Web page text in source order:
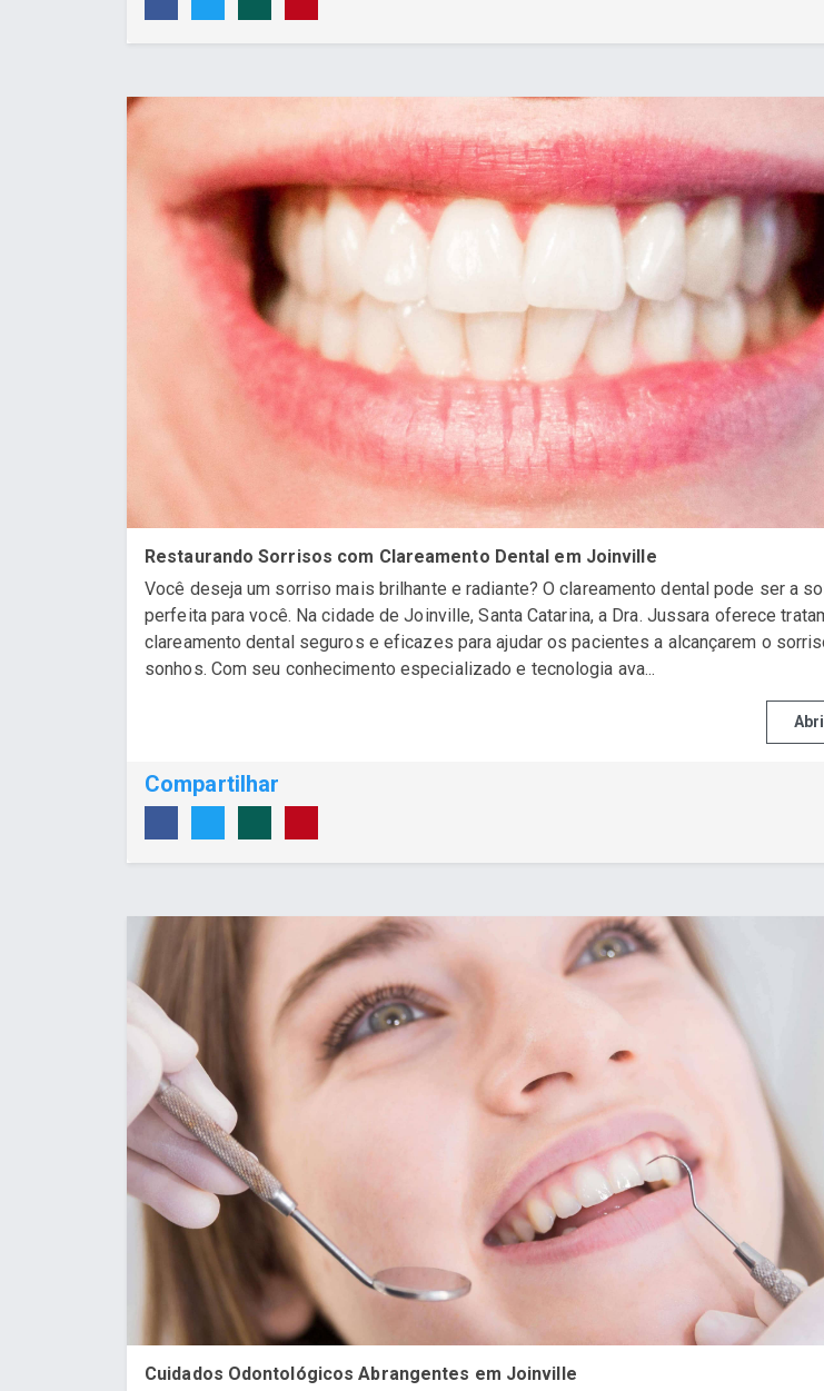
Restaurando Sorrisos com Clareamento Dental em Joinville
Você deseja um sorriso mais brilhante e radiante? O clareamento dental pode ser a
perfeita para você. Na cidade de Joinville, Santa Catarina, a Dra. Jussara oferece
clareamento dental seguros e eficazes para ajudar os pacientes a alcançarem o
sonhos. Com seu conhecimento especializado e tecnologia ava...
Compartilhar
Cuidados Odontológicos Abrangentes em Joinville